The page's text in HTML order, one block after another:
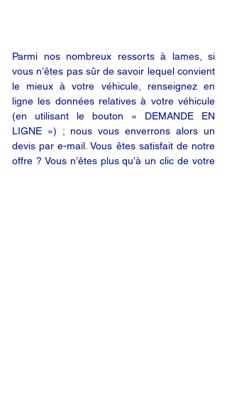
Parmi nos nombreux ressorts à lames, si
vous n’êtes pas sûr de savoir lequel convient
le mieux à votre véhicule, renseignez en
ligne les données relatives à votre véhicule
(en utilisant le bouton « DEMANDE EN
LIGNE ») ; nous vous enverrons alors un
devis par e-mail. Vous êtes satisfait de notre
offre ? Vous n’êtes plus qu’à un clic de votre